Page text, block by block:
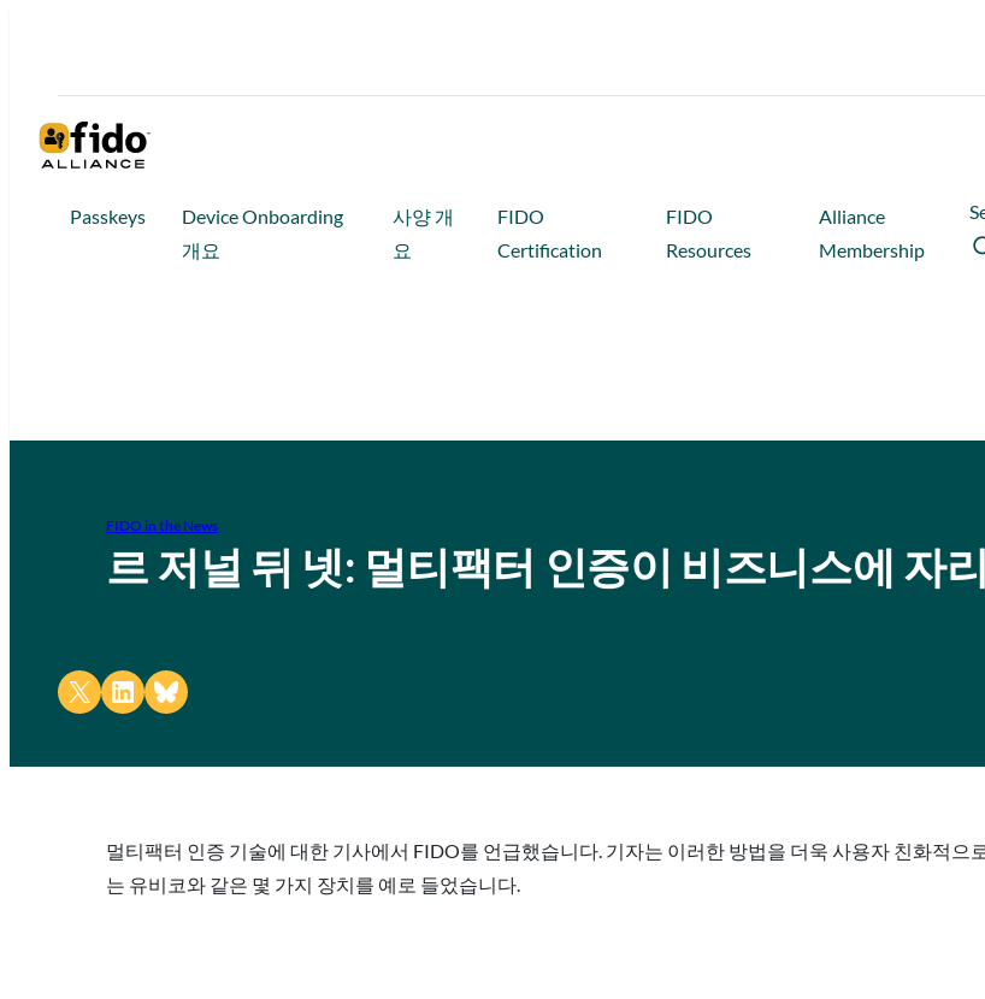
Passkeys
Device Onboarding
개요
사양 개
요
FIDO
Certification
FIDO
Resources
Alliance
Membership
FIDO in the News
르 저널 뒤 넷: 멀티팩터 인증이 비즈니스에 자
Share on X Share on LinkedIn
Share on Bluesky
멀티팩터 인증 기술에 대한 기사에서 FIDO를 언급했습니다. 기자는 이러한 방법을 더욱 사용자 친화적
는 유비코와 같은 몇 가지 장치를 예로 들었습니다.